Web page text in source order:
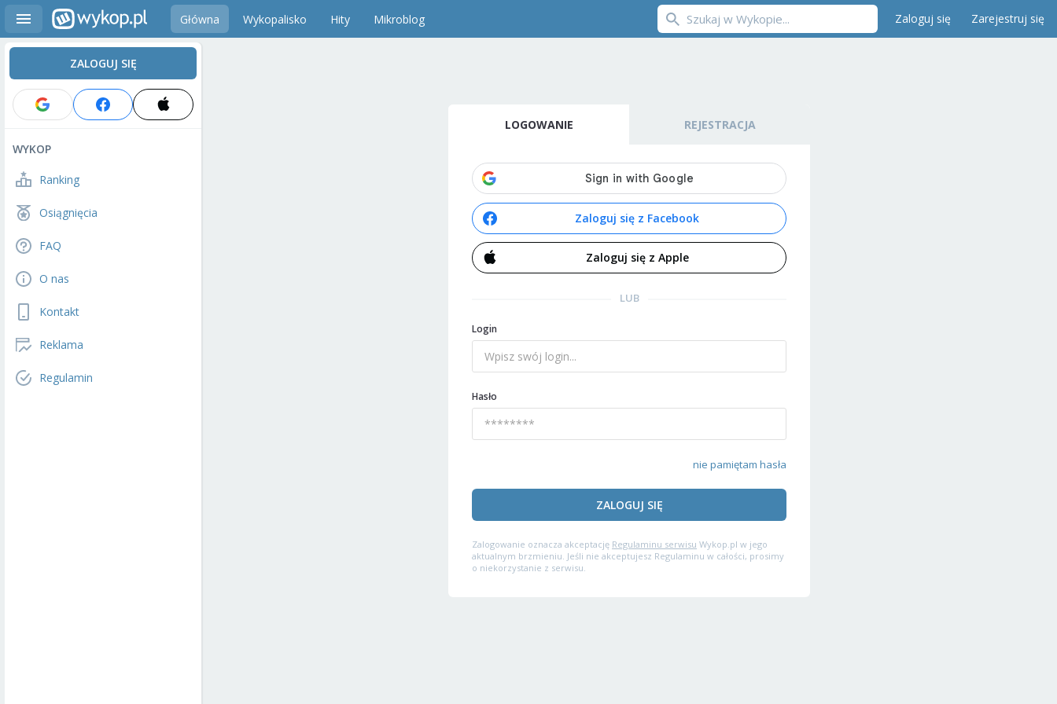
Główna Wykopalisko Hity Mikroblog Zaloguj się Zarejestruj się
ZALOGUJ SIĘ
WYKOP
Ranking
Osiągnięcia
FAQ
O nas
Kontakt
Reklama
Regulamin
LOGOWANIE REJESTRACJA
Zaloguj się z Facebook
Zaloguj się z Apple
LUB
Login
Hasło
nie pamiętam hasła
ZALOGUJ SIĘ
Zalogowanie oznacza akceptację Regulaminu serwisu Wykop.pl w jego
aktualnym brzmieniu. Jeśli nie akceptujesz Regulaminu w całości, prosimy
o niekorzystanie z serwisu.